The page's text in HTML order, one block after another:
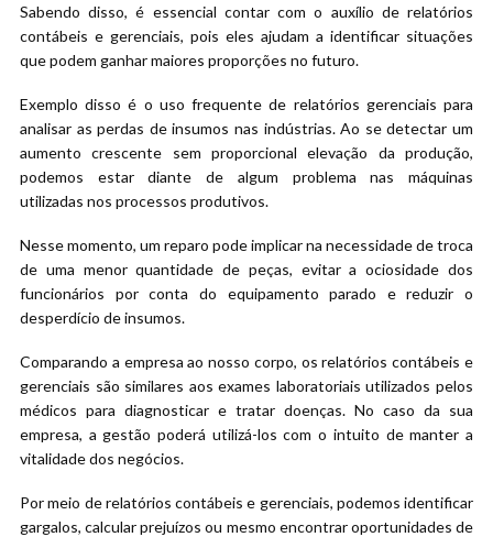
Sabendo disso, é essencial contar com o auxílio de relatórios
contábeis e gerenciais, pois eles ajudam a identificar situações
que podem ganhar maiores proporções no futuro.
Exemplo disso é o uso frequente de relatórios gerenciais para
analisar as perdas de insumos nas indústrias. Ao se detectar um
aumento crescente sem proporcional elevação da produção,
podemos estar diante de algum problema nas máquinas
utilizadas nos processos produtivos.
Nesse momento, um reparo pode implicar na necessidade de troca
de uma menor quantidade de peças, evitar a ociosidade dos
funcionários por conta do equipamento parado e reduzir o
desperdício de insumos.
Comparando a empresa ao nosso corpo, os relatórios contábeis e
gerenciais são similares aos exames laboratoriais utilizados pelos
médicos para diagnosticar e tratar doenças. No caso da sua
empresa, a gestão poderá utilizá-los com o intuito de manter a
vitalidade dos negócios.
Por meio de relatórios contábeis e gerenciais, podemos identificar
gargalos, calcular prejuízos ou mesmo encontrar oportunidades de